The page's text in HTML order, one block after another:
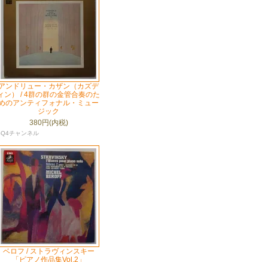
ンドリュー・カザン（カズデ
ン） / 4群の群の金管合奏のた
のアンティフォナル・ミュー
ジック
380円(内税)
チャンネル
ベロフ / ストラヴィンスキー
「ピアノ作品集Vol.2」